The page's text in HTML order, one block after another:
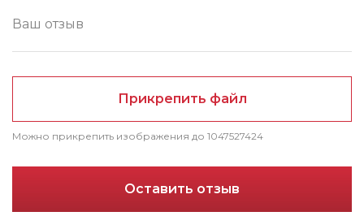
Можно прикрепить изображения до 1047527424
Прикрепить файл
Оставить отзыв